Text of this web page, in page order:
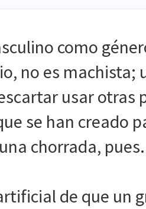
como
no es
usar otras
se han creado
chorrada,
de que un